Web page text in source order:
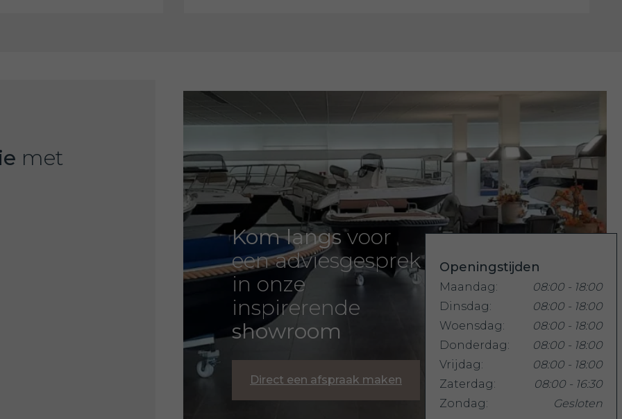
met
Kom langsvoor
een adviesgesprek
in onze
inspirerende
showroom
Direct een afspraak maken
Openingstijden
Maandag:
08:00 - 18:00
Dinsdag:
08:00 - 18:00
Woensdag:
08:00 - 18:00
Donderdag:
08:00 - 18:00
Vrijdag:
08:00 - 18:00
Zaterdag:
08:00 - 16:30
Zondag:
Gesloten